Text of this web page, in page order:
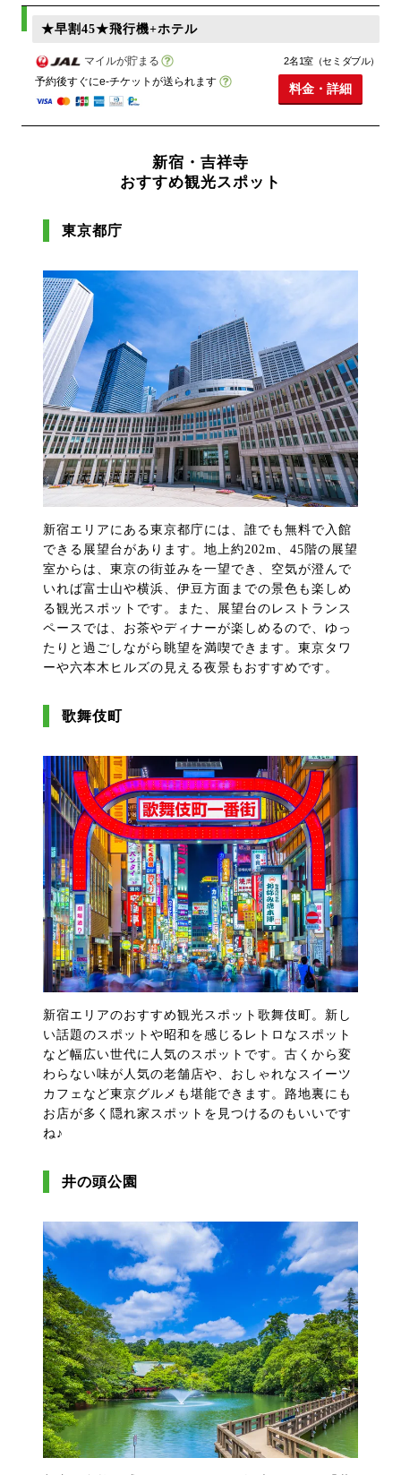
★早割45★飛行機+ホテル
マイルが貯まる
予約後すぐにe-チケットが送られます
2名1室（セミダブル）
料金・詳細
新宿・吉祥寺
おすすめ観光スポット
東京都庁
新宿エリアにある東京都庁には、誰でも無料で入館
できる展望台があります。地上約202m、45階の展望
室からは、東京の街並みを一望でき、空気が澄んで
いれば富士山や横浜、伊豆方面までの景色も楽しめ
る観光スポットです。また、展望台のレストランス
ペースでは、お茶やディナーが楽しめるので、ゆっ
たりと過ごしながら眺望を満喫できます。東京タワ
ーや六本木ヒルズの見える夜景もおすすめです。
歌舞伎町
新宿エリアのおすすめ観光スポット歌舞伎町。新し
い話題のスポットや昭和を感じるレトロなスポット
など幅広い世代に人気のスポットです。古くから変
わらない味が人気の老舗店や、おしゃれなスイーツ
カフェなど東京グルメも堪能できます。路地裏にも
お店が多く隠れ家スポットを見つけるのもいいです
ね♪
井の頭公園